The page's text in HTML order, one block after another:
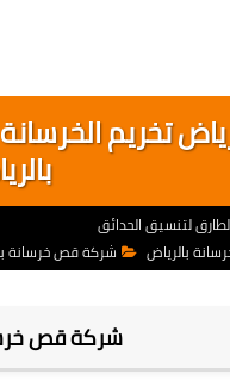
تخريم
لتنسيق الحدائق
بالرياض شركة قص خرسانة
شركة قص